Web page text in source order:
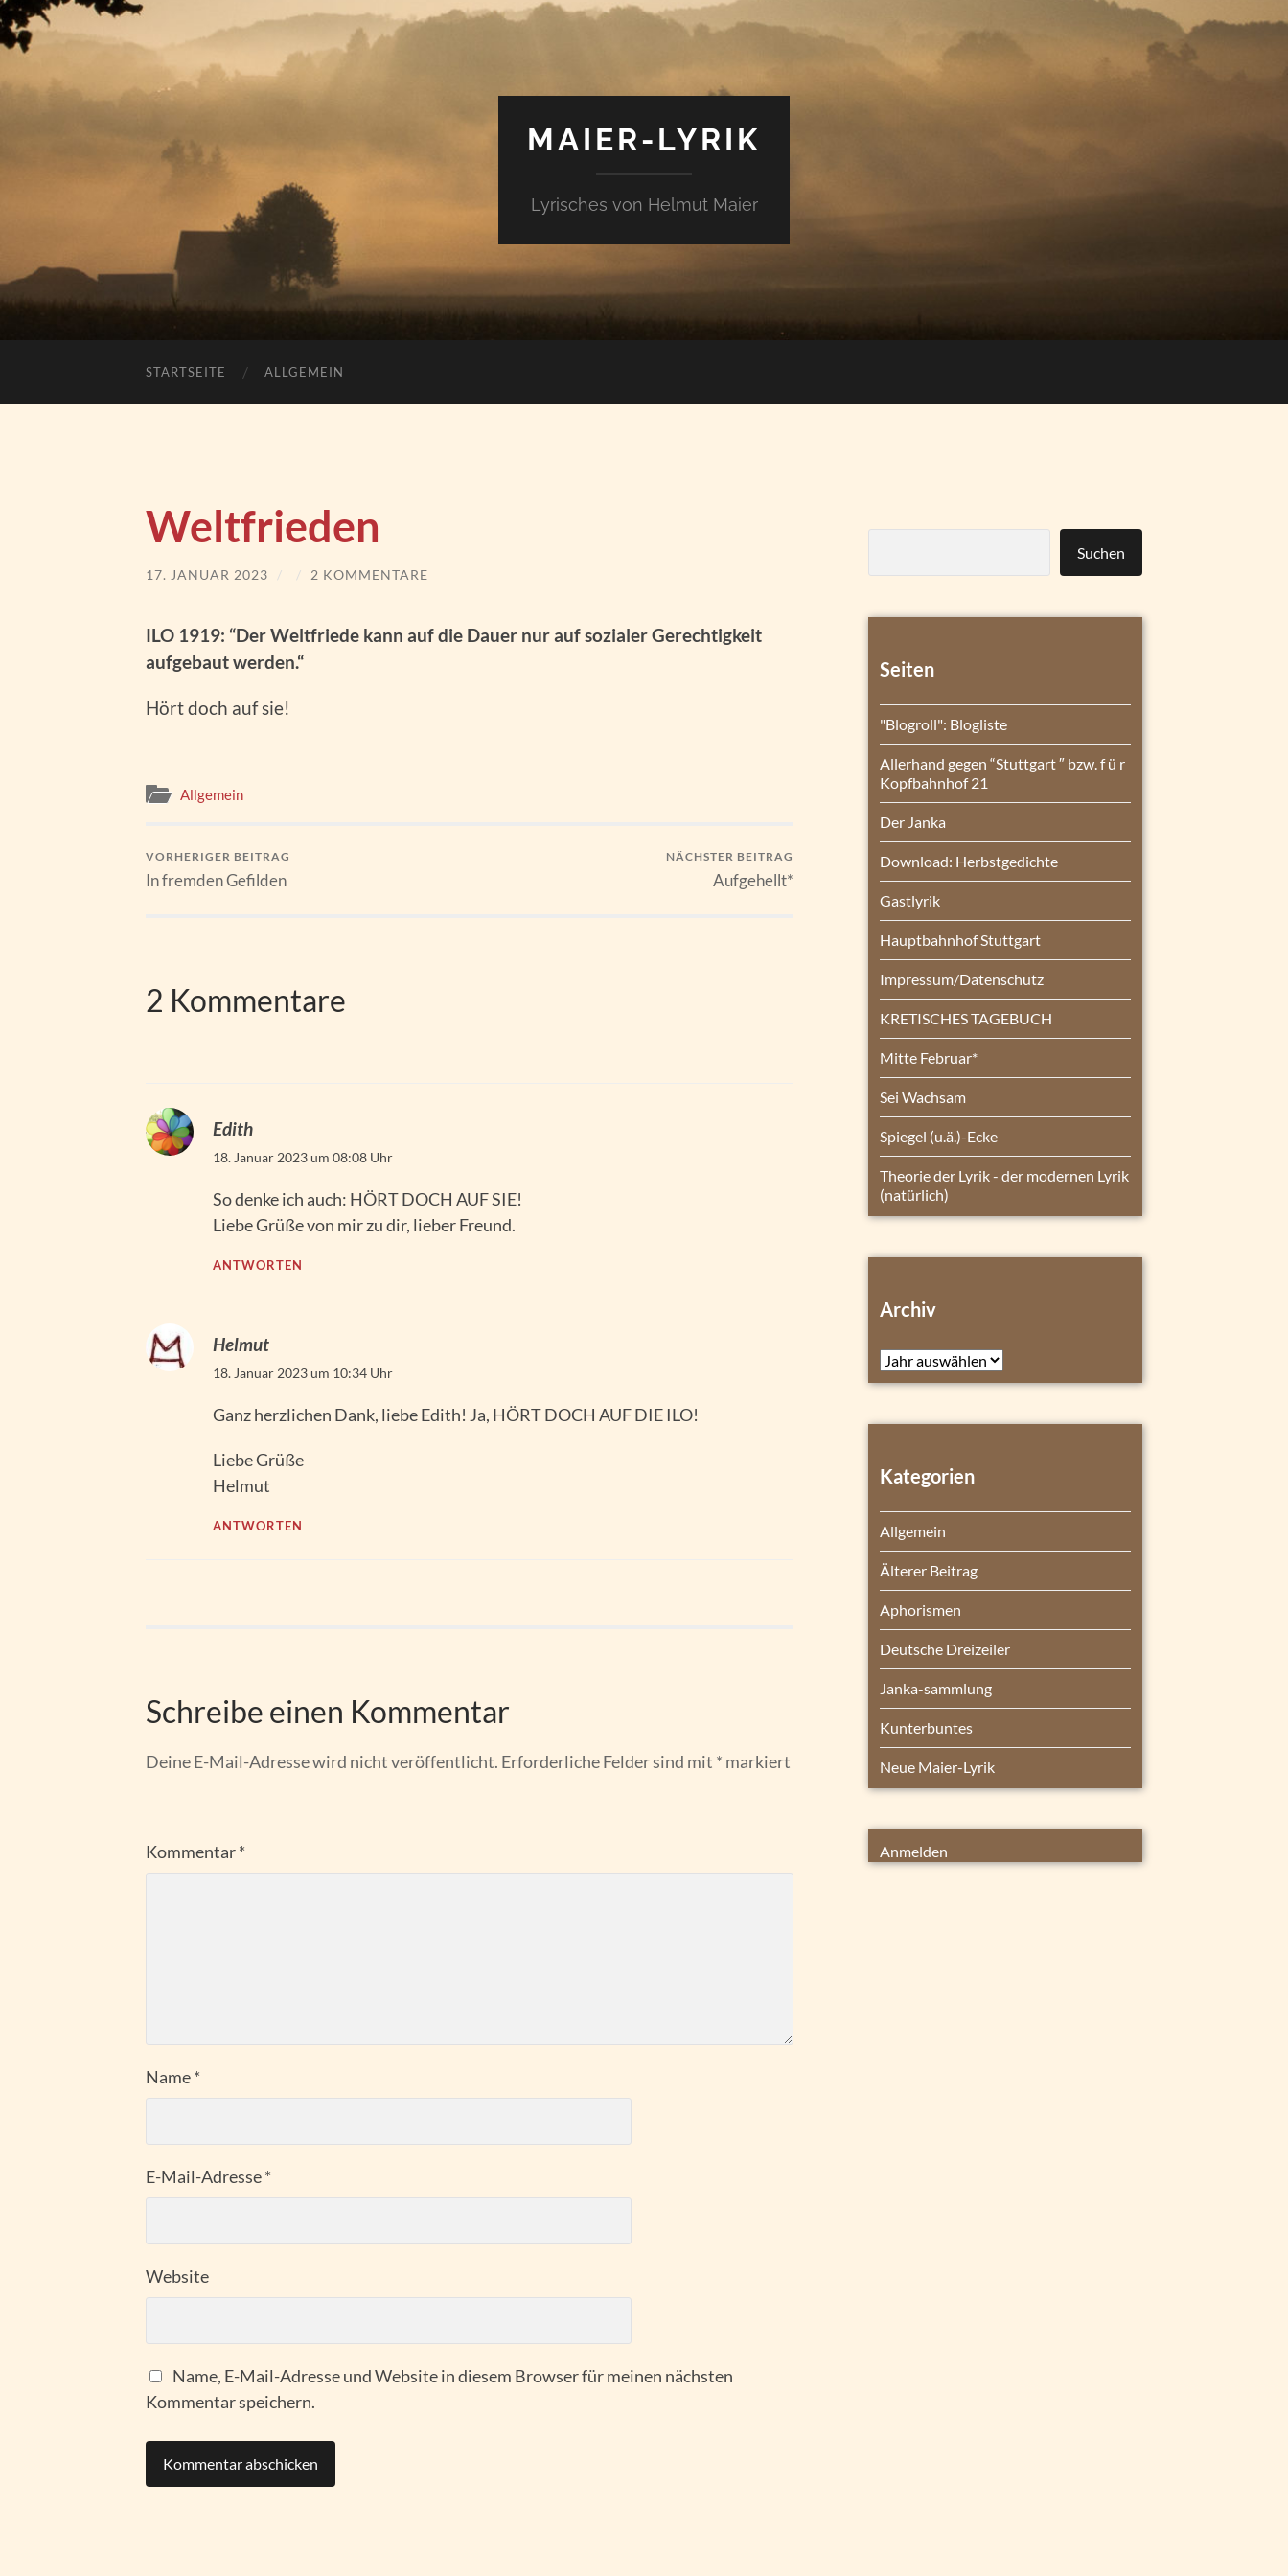
MAIER-LYRIK
Lyrisches von Helmut Maier
STARTSEITE ALLGEMEIN
Weltfrieden
17. JANUAR 2023 / / 2 KOMMENTARE
ILO 1919: “Der Weltfriede kann auf die Dauer nur auf sozialer Gerechtigkeit
aufgebaut werden.“
Hört doch auf sie!
Allgemein
VORHERIGER BEITRAG
In fremden Gefilden
NÄCHSTER BEITRAG
Aufgehellt*
2 Kommentare
Edith
18. Januar 2023 um 08:08 Uhr
So denke ich auch: HÖRT DOCH AUF SIE!
Liebe Grüße von mir zu dir, lieber Freund.
ANTWORTEN
Helmut
18. Januar 2023 um 10:34 Uhr
Ganz herzlichen Dank, liebe Edith! Ja, HÖRT DOCH AUF DIE ILO!
Liebe Grüße
Helmut
ANTWORTEN
Schreibe einen Kommentar
Deine E-Mail-Adresse wird nicht veröffentlicht. Erforderliche Felder sind mit * markiert
Kommentar*
Name*
E-Mail-Adresse*
Website
Name, E-Mail-Adresse und Website in diesem Browser für meinen nächsten
Kommentar speichern.
Suchen
Seiten
"Blogroll": Blogliste
Allerhand gegen “Stuttgart ″ bzw. f ü r
Kopfbahnhof 21
Der Janka
Download: Herbstgedichte
Gastlyrik
Hauptbahnhof Stuttgart
Impressum/Datenschutz
KRETISCHES TAGEBUCH
Mitte Februar*
Sei Wachsam
Spiegel (u.ä.)-Ecke
Theorie der Lyrik - der modernen Lyrik
(natürlich)
Archiv
Archiv
Kategorien
Allgemein
Älterer Beitrag
Aphorismen
Deutsche Dreizeiler
Janka-sammlung
Kunterbuntes
Neue Maier-Lyrik
Anmelden